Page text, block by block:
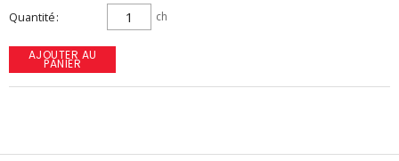
Quantité ch
AJOUTER AU
PANIER